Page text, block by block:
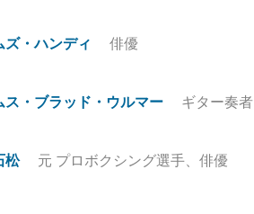
ズ・ハンディ 俳優
ス・ブラッド・ウルマー ギター奏者
松 元 プロボクシング選手、俳優